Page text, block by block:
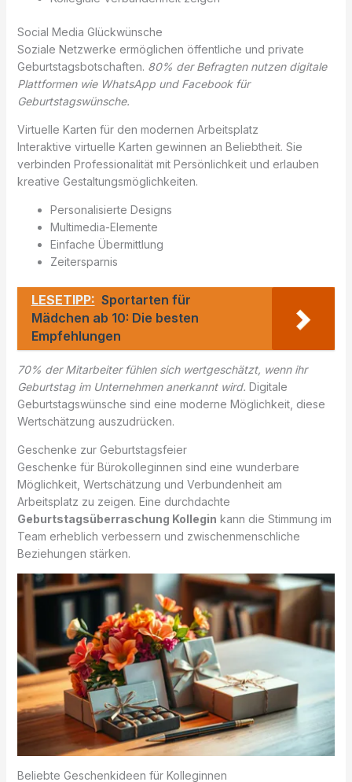
Social Media Glückwünsche
Soziale Netzwerke ermöglichen öffentliche und private
Geburtstagsbotschaften. 80% der Befragten nutzen digitale
Plattformen wie WhatsApp und Facebook für
Geburtstagswünsche.
Virtuelle Karten für den modernen Arbeitsplatz
Interaktive virtuelle Karten gewinnen an Beliebtheit. Sie
verbinden Professionalität mit Persönlichkeit und erlauben
kreative Gestaltungsmöglichkeiten.
Personalisierte Designs
Multimedia-Elemente
Einfache Übermittlung
Zeitersparnis
LESETIPP: Sportarten für
Mädchen ab 10: Die besten
Empfehlungen
70% der Mitarbeiter fühlen sich wertgeschätzt, wenn ihr
Geburtstag im Unternehmen anerkannt wird. Digitale
Geburtstagswünsche sind eine moderne Möglichkeit, diese
Wertschätzung auszudrücken.
Geschenke zur Geburtstagsfeier
Geschenke für Bürokolleginnen sind eine wunderbare
Möglichkeit, Wertschätzung und Verbundenheit am
Arbeitsplatz zu zeigen. Eine durchdachte
Geburtstagsüberraschung Kollegin kann die Stimmung im
Team erheblich verbessern und zwischenmenschliche
Beziehungen stärken.
Beliebte Geschenkideen für Kolleginnen